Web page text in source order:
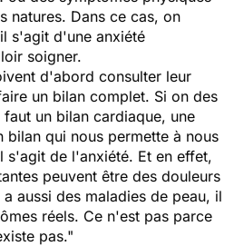
natures. Dans ce cas, on
s'agit d'une anxiété
soigner.
d'abord consulter leur
un bilan complet. Si on des
un bilan cardiaque, une
qui nous permette à nous
s'agit de l'anxiété. Et en effet,
peuvent être des douleurs
aussi des maladies de peau, il
réels. Ce n'est pas parce
pas."